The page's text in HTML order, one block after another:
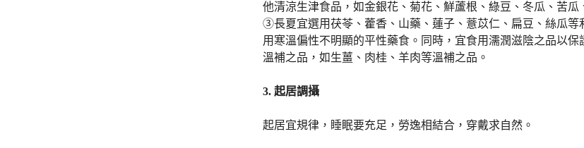
他清涼生津食品，如金銀花、菊花、鮮蘆根、綠豆、冬瓜、苦
③長夏宜選用茯苓、藿香、山藥、蓮子、薏苡仁、扁豆、絲瓜
用寒溫偏性不明顯的平性藥食。同時，宜食用濡潤滋陰之品以
溫補之品，如生薑、肉桂、羊肉等溫補之品。
3. 起居調攝
起居宜規律，睡眠要充足，勞逸相結合，穿戴求自然。